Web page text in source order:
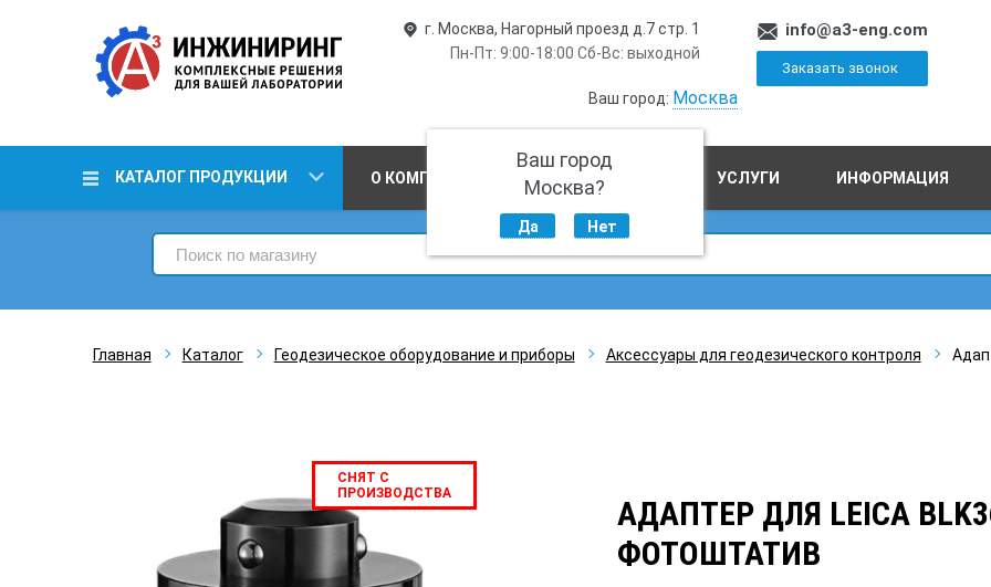
г. Москва, Нагорный проезд д.7 стр. 1
Пн-Пт: 9:00-18:00 Сб-Вс: выходной
Ваш город: Москва
Ваш город
Москва?
Да Нет
info@a3-eng.com
Заказать звонок
КАТАЛОГ ПРОДУКЦИИ О КОМПАНИИ ПРОИЗВОДСТВО УСЛУГИ ИНФОРМАЦИЯ
Главная Каталог Геодезическое оборудование и приборы Аксессуары для геодезического контроля
СНЯТ С
ПРОИЗВОДСТВА
АДАПТЕР ДЛЯ LEICA
ФОТОШТАТИВ